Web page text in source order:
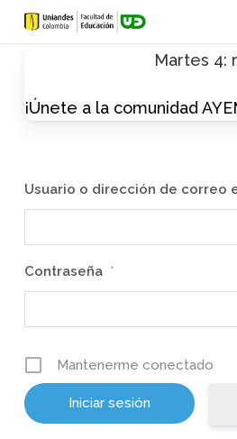
Skip
Martes 4:
¡Únete a la comunidad
Usuario o dirección de correo
Contraseña *
Mantenerme conectado